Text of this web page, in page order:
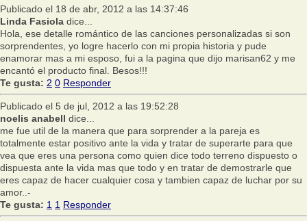
Publicado el 18 de abr, 2012 a las 14:37:46
Linda Fasiola dice...
Hola, ese detalle romántico de las canciones personalizadas si son
sorprendentes, yo logre hacerlo con mi propia historia y pude
enamorar mas a mi esposo, fui a la pagina que dijo marisan62 y me
encantó el producto final. Besos!!!
Te gusta: 2 0 Responder
Publicado el 5 de jul, 2012 a las 19:52:28
noelis anabell dice...
me fue util de la manera que para sorprender a la pareja es
totalmente estar positivo ante la vida y tratar de superarte para que
vea que eres una persona como quien dice todo terreno dispuesto o
dispuesta ante la vida mas que todo y en tratar de demostrarle que
eres capaz de hacer cualquier cosa y tambien capaz de luchar por su
amor..-
Te gusta: 1 1 Responder